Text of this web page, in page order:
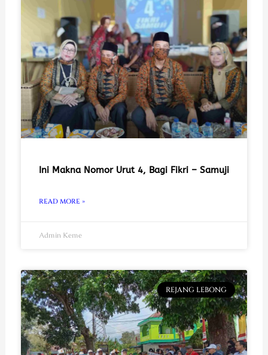
Ini Makna Nomor Urut 4, Bagi Fikri – Samuji
READ MORE »
Admin Keme
REJANG LEBONG